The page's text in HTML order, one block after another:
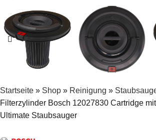
Startseite » Shop » Reinigung »
Filterzylinder Bosch 12027830 Cartridge
Ultimate Staubsauger